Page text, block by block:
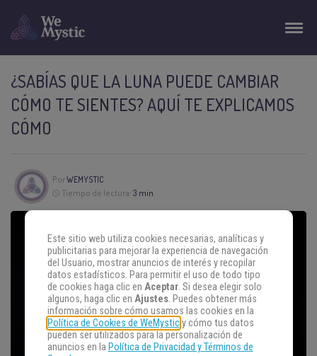
¿SABÍAS QUE LA LUNA PUEDE CAMBIAR
CÓMO TE SIENTES? AQUÍ TE EXPLICAMOS
CÓMO
PorWEMYSTIC
Tiempo de lectura: 3 min
Este sitio web utiliza cookies necesarias, analíticas y
publicitarias para mejorar la experiencia de navegación
del Usuario, mostrar anuncios de interés y recopilar
datos estadísticos. Para permitir el uso de todo tipo
de cookies haga clic en Aceptar. Si desea elegir solo
algunos, haga clic en Ajustes. Puedes obtener más
información sobre cómo usamos las cookies en la
Política de Cookies de WeMysticy cómo tus datos
pueden ser utilizados para la personalización de
anuncios en la Política de Privacidad y Términos de